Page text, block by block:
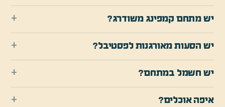
יש מתחם קמפינג משודרג? +
יש הסעות מאורגנות לפסטיבל? +
יש חשמל במתחם? +
איפה אוכלים? +